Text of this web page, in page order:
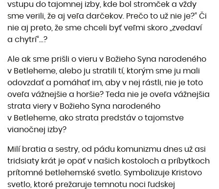
vstupu do tajomnej izby, kde bol stromček a vždy
sme verili, že aj veľa darčekov. Prečo to už nie je?“ Či
nie aj preto, že sme chceli byť veľmi skoro „zvedaví
a chytrí“...?
Ale ak sme prišli o vieru v Božieho Syna narodeného
v Betleheme, alebo ju stratili tí, ktorým sme ju mali
odovzdať a pomáhať im, aby v nej rástli, nie je toto
oveľa vážnejšie a horšie? Teda nie je oveľa vážnejšia
strata viery v Božieho Syna narodeného
v Betleheme, ako strata predstáv o tajomstve
vianočnej izby?
Milí bratia a sestry, od pádu komunizmu dnes už asi
tridsiaty krát je opäť v našich kostoloch a príbytkoch
prítomné betlehemské svetlo. Symbolizuje Kristovo
svetlo, ktoré prežaruje temnotu noci ľudskej